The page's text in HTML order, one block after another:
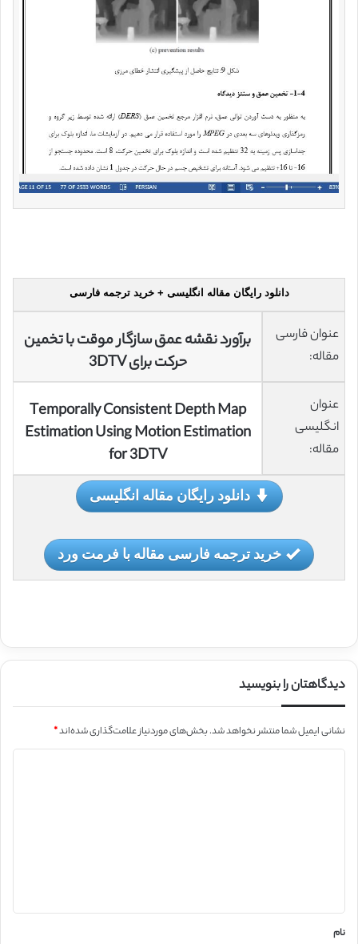
دانلود رایگان مقاله انگلیسی + خرید ترجمه فارسی
عنوان فارسی
مقاله:
برآورد نقشه عمق سازگار موقت با تخمین
حرکت برای 3DTV
عنوان
انگلیسی
مقاله:
Temporally Consistent Depth Map
Estimation Using Motion Estimation
for 3DTV
دانلود رایگان مقاله انگلیسی
خرید ترجمه فارسی مقاله با فرمت ورد
دیدگاهتان را بنویسید
نشانی ایمیل شما منتشر نخواهد شد.بخش‌های موردنیاز علامت‌گذاری شده‌اند*
نام